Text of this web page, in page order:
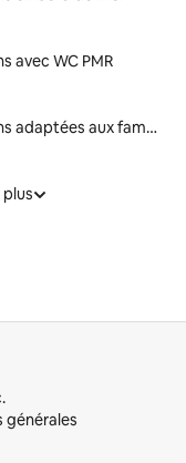
avec WC PMR
Locations adaptées aux familles
générales